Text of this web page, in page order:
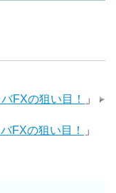
FXの狙い目！ 」
FXの狙い目！ 」